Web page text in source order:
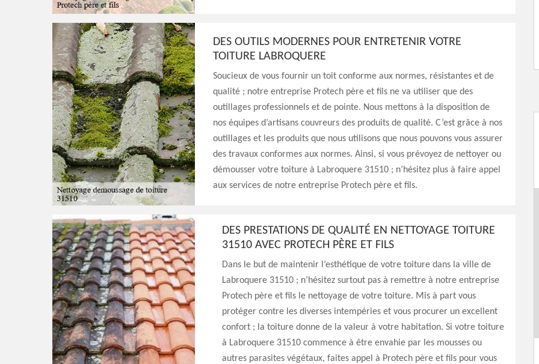
DES OUTILS MODERNES POUR ENTRETENIR VOTRE
TOITURE LABROQUERE
Soucieux de vous fournir un toit conforme aux normes, résistantes et de
qualité ; notre entreprise Protech père et fils ne va utiliser que des
outillages professionnels et de pointe. Nous mettons à la disposition de
nos équipes d’artisans couvreurs des produits de qualité. C’est grâce à nos
outillages et les produits que nous utilisons que nous pouvons vous assurer
des travaux conformes aux normes. Ainsi, si vous prévoyez de nettoyer ou
démousser votre toiture à Labroquere 31510 ; n’hésitez plus à faire appel
aux services de notre entreprise Protech père et fils.
DES PRESTATIONS DE QUALITÉ EN NETTOYAGE TOITURE
31510 AVEC PROTECH PÈRE ET FILS
Dans le but de maintenir l’esthétique de votre toiture dans la ville de
Labroquere 31510 ; n’hésitez surtout pas à remettre à notre entreprise
Protech père et fils le nettoyage de votre toiture. Mis à part vous
protéger contre les diverses intempéries et vous procurer un excellent
confort ; la toiture donne de la valeur à votre habitation. Si votre toiture
à Labroquere 31510 commence à être envahie par les mousses ou
autres parasites végétaux, faites appel à Protech père et fils pour vous